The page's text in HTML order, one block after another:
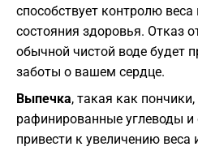
способствует контролю
состояния здоровья. Отказ
обычной чистой воде будет
заботы о вашем сердце.
Выпечка, такая как
рафинированные углеводы и
привести к увеличению веса